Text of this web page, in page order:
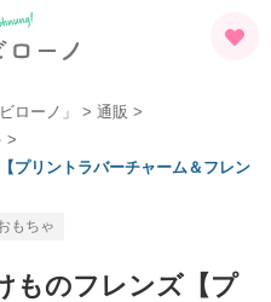
ローノ」 > 通販 >
>
プリントラバーチャーム＆フレン
もちゃ
ものフレンズ【プ